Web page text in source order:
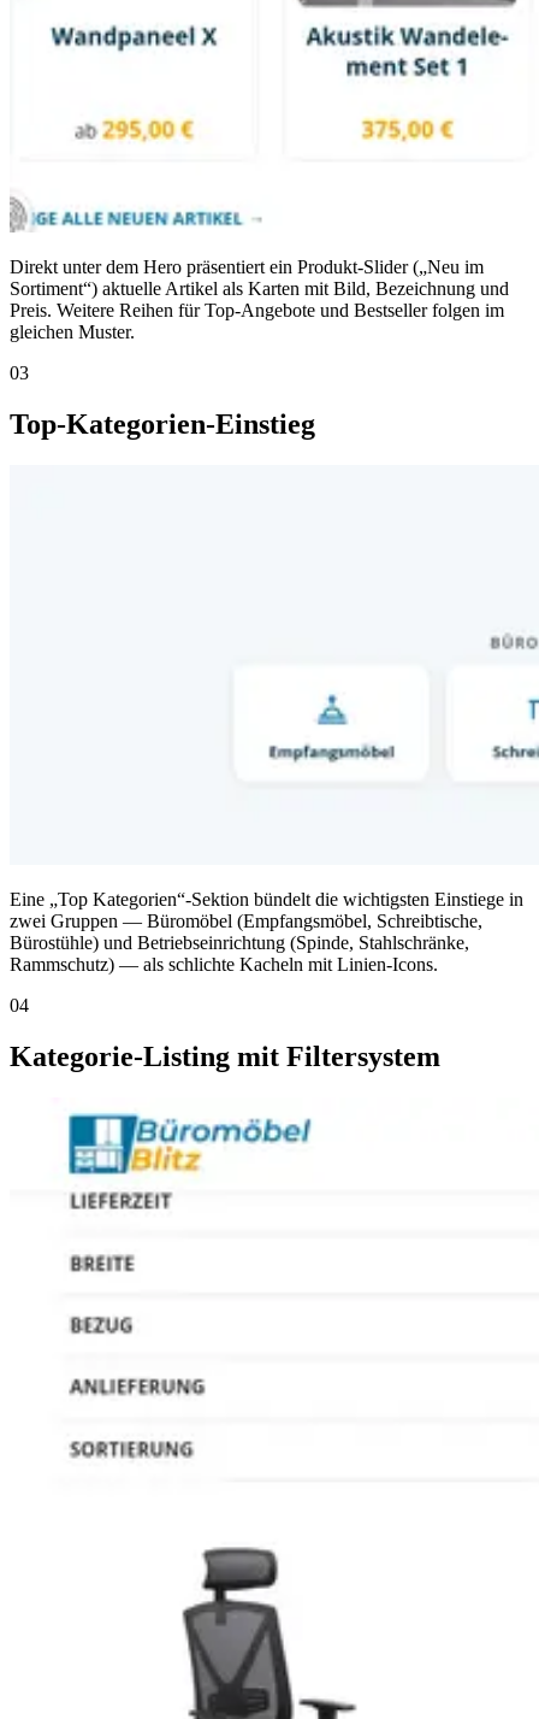
Direkt unter dem Hero präsentiert ein Produkt-Slider („Neu im
Sortiment“) aktuelle Artikel als Karten mit Bild, Bezeichnung und
Preis. Weitere Reihen für Top-Angebote und Bestseller folgen im
gleichen Muster.
03
Top-Kategorien-Einstieg
Eine „Top Kategorien“-Sektion bündelt die wichtigsten Einstiege in
zwei Gruppen — Büromöbel (Empfangsmöbel, Schreibtische,
Bürostühle) und Betriebseinrichtung (Spinde, Stahlschränke,
Rammschutz) — als schlichte Kacheln mit Linien-Icons.
04
Kategorie-Listing mit Filtersystem